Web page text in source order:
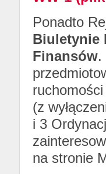
Ponadto
Biuletynie
Finansów.
(z
i 3
na stronie